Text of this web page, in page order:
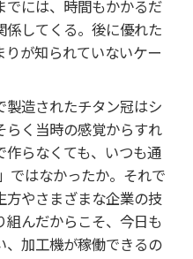
でには、時間もかかるだ
係してくる。後に優れた
が知られていないケー
造されたチタン冠はシ
らく当時の感覚からすれ
らなくても、いつも通
はなかったか。それで
方やさまざまな企業の技
んだからこそ、今日も
、加工機が稼働できるの